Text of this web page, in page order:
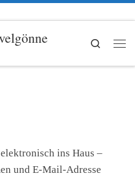
Search
ins Haus –
und E-Mail-Adresse